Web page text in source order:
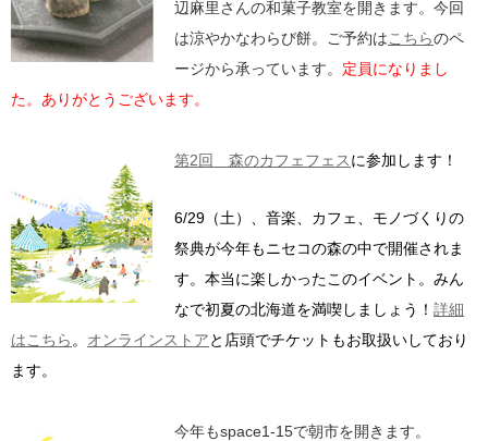
辺麻里さんの和菓子教室を開きます。今回
は涼やかなわらび餅。ご予約はこちらのペ
ージから承っています。 定員になりまし
た。ありがとうございます。
第2回 森のカフェフェスに参加します！
6/29（土）、音楽、カフェ、モノづくりの
祭典が今年もニセコの森の中で開催されま
す。本当に楽しかったこのイベント。みん
なで初夏の北海道を満喫しましょう！ 詳細
はこちら 。 オンラインストアと店頭でチケットもお取扱いしており
ます。
今年もspace1-15で朝市を開きます。